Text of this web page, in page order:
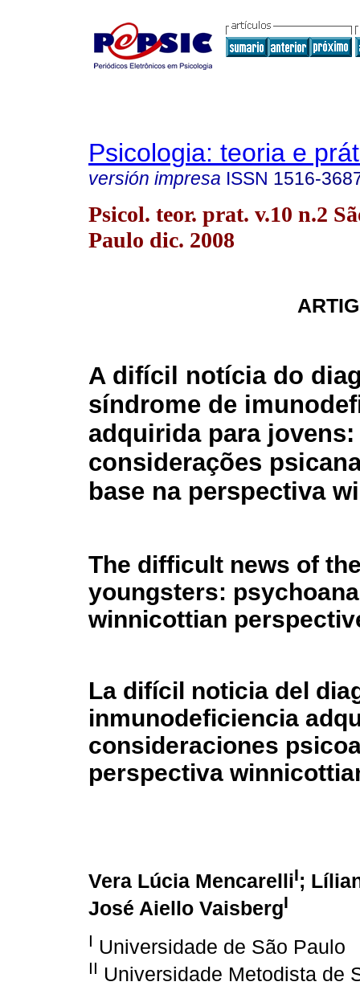
Psicologia: teoria e
versión impresa ISSN 1516-
Psicol. teor. prat. v.10 n.2
Paulo dic. 2008
A difícil notícia do
síndrome de
adquirida para jovens:
considerações
base na perspectiva
The difficult news of
youngsters:
winnicottian
La difícil noticia del
inmunodeficiencia
consideraciones
perspectiva
Vera Lúcia MencarelliI;
José Aiello VaisbergI
I Universidade de São Paulo
II Universidade Metodista de